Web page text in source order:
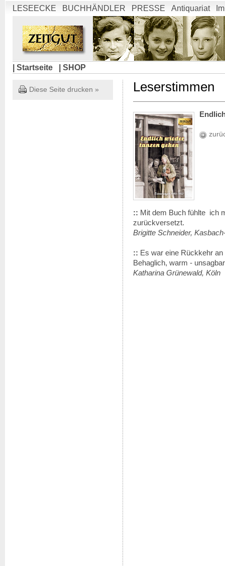
LESEECKE BUCHHÄNDLER PRESSE Antiquariat
| Startseite | SHOP
Diese Seite drucken » Leserstimmen
:: Mit dem Buch fühlte ich
zurückversetzt.
Brigitte Schneider,
:: Es war eine Rückkehr
Behaglich, warm -
Katharina Grünewald, Köln